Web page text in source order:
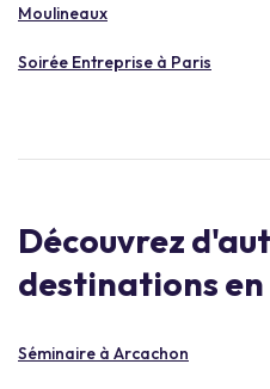
Moulineaux
Soirée Entreprise à Paris
Découvrez
destinations en
Séminaire à Arcachon